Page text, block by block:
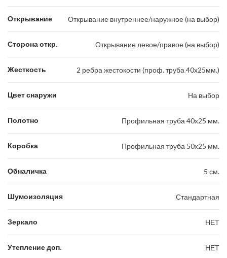
Открывание Открывание внутреннее/наружное (на выбор)
Сторона откр. Открывание левое/правое (на выбор)
Жесткость 2 ребра жестокости (проф. труба 40х25мм.)
Цвет снаружи На выбор
Полотно Профильная труба 40х25 мм.
Коробка Профильная труба 50х25 мм.
Обналичка 5 см.
Шумоизоляция Стандартная
Зеркало НЕТ
Утепление доп. НЕТ